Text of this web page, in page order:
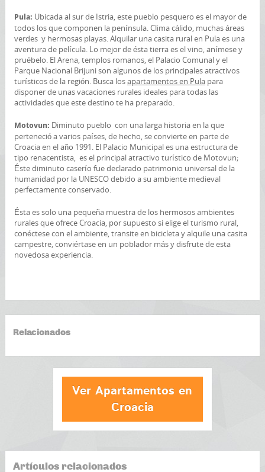
Pula: Ubicada al sur de Istria, este pueblo pesquero es el mayor de
todos los que componen la península. Clima cálido, muchas áreas
verdes y hermosas playas. Alquilar una casita rural en Pula es una
aventura de película. Lo mejor de ésta tierra es el vino, anímese y
pruébelo. El Arena, templos romanos, el Palacio Comunal y el
Parque Nacional Brijuni son algunos de los principales atractivos
turísticos de la región. Busca losapartamentos en Pulapara
disponer de unas vacaciones rurales ideales para todas las
actividades que este destino te ha preparado.
Motovun: Diminuto pueblo con una larga historia en la que
perteneció a varios países, de hecho, se convierte en parte de
Croacia en el año 1991. El Palacio Municipal es una estructura de
tipo renacentista, es el principal atractivo turístico de Motovun;
Éste diminuto caserío fue declarado patrimonio universal de la
humanidad por la UNESCO debido a su ambiente medieval
perfectamente conservado.
Ésta es solo una pequeña muestra de los hermosos ambientes
rurales que ofrece Croacia, por supuesto si elige el turismo rural,
conéctese con el ambiente, transite en bicicleta y alquile una casita
campestre, conviértase en un poblador más y disfrute de esta
novedosa experiencia.
Relacionados
Ver Apartamentos en
Croacia
Artículos relacionados